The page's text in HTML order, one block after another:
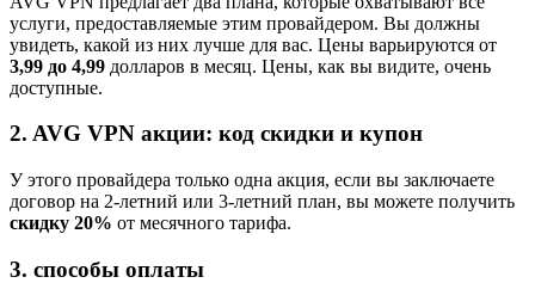
услуги, предоставляемые этим провайдером. Вы должны
увидеть, какой из них лучше для вас. Цены варьируются от
3,99 до 4,99 долларов в месяц. Цены, как вы видите, очень
доступные.
2. AVG VPN акции: код скидки и купон
У этого провайдера только одна акция, если вы заключаете
договор на 2-летний или 3-летний план, вы можете получить
скидку 20% от месячного тарифа.
3. способы оплаты